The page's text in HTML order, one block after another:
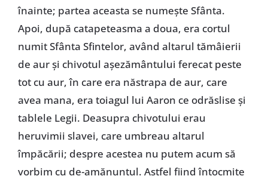
înainte; partea aceasta se numește Sfânta.
Apoi, după catapeteasma a doua, era cortul
numit Sfânta Sfintelor, având altarul tămâierii
de aur și chivotul așezământului ferecat peste
tot cu aur, în care era năstrapa de aur, care
avea mana, era toiagul lui Aaron ce odrăslise și
tablele Legii. Deasupra chivotului erau
heruvimii slavei, care umbreau altarul
împăcării; despre acestea nu putem acum să
vorbim cu de-amănuntul. Astfel fiind întocmite